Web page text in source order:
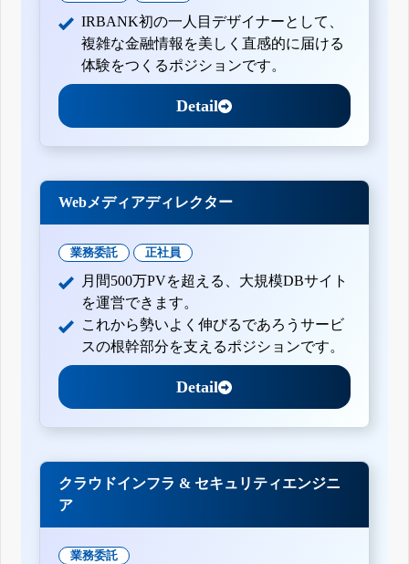
IRBANK初の一人目デザイナーとして、
複雑な金融情報を美しく直感的に届ける
体験をつくるポジションです。
Detail
Webメディアディレクター
業務委託 正社員
月間500万PVを超える、大規模DBサイト
を運営できます。
これから勢いよく伸びるであろうサービ
スの根幹部分を支えるポジションです。
Detail
クラウドインフラ & セキュリティエンジニ
ア
業務委託